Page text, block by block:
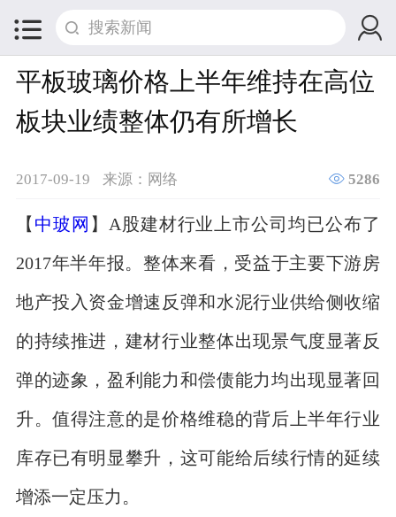
 
平板玻璃价格上半年维持在高位
板块业绩整体仍有所增长
2017-09-19 来源：网络  5286
【 中玻网 】A股建材行业上市公司均已公布了
2017年半年报。整体来看，受益于主要下游房
地产投入资金增速反弹和水泥行业供给侧收缩
的持续推进，建材行业整体出现景气度显著反
弹的迹象，盈利能力和偿债能力均出现显著回
升。值得注意的是价格维稳的背后上半年行业
库存已有明显攀升，这可能给后续行情的延续
增添一定压力。